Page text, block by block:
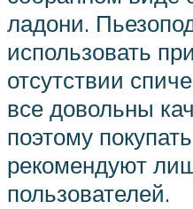
ладони.
использовать
отсутствии
все довольны
поэтому
рекомендуют
пользователей.